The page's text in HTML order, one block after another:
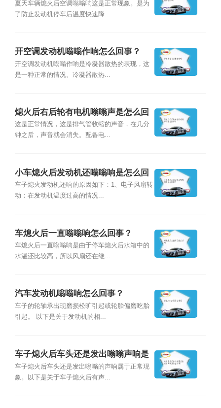
事？
夏天车辆熄火后空调嗡嗡响这是正常现象。是为
了防止发动机停车后温度快速降...
开空调发动机嗡嗡作响怎么回事？
开空调发动机嗡嗡作响是冷凝器散热的表现，这
是一种正常的情况。冷凝器散热...
熄火后右后轮有电机嗡嗡声是怎么回
事？
这是正常情况，这是排气管收缩的声音，在几分
钟之后，声音就会消失。配备电...
小车熄火后发动机还嗡嗡响是怎么回
事？
车子熄火发动机还响的原因如下：1、电子风扇转
动：在发动机温度过高的情况...
车熄火后一直嗡嗡响怎么回事？
车熄火后一直嗡嗡响是由于停车熄火后水箱中的
水温还比较高，所以风扇还在继...
汽车发动机嗡嗡响怎么回事？
车子的轮轴承出现磨损松旷引起或轮胎偏磨吃胎
引起。 以下是关于发动机的相...
车子熄火后车头还是发出嗡嗡声响是
怎么回事？
车子熄火后车头还是发出嗡嗡的声响属于正常现
象。以下是关于车子熄火后有声...